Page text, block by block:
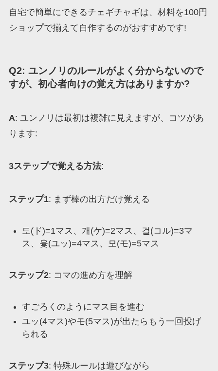
自宅で簡単にできるチェギチャギは、材料を100円
ショップで揃えて自作するのがおすすめです!
Q2: ユンノリのルールがよく分からないので
すが、初心者向けの覚え方はありますか?
A: ユンノリは最初は複雑に見えますが、コツがあ
ります:
3ステップで覚える方法:
ステップ1: まず棒の出方だけ覚える
도(ド)=1マス、개(ケ)=2マス、걸(コル)=3マ
ス、윷(ユッ)=4マス、모(モ)=5マス
ステップ2: コマの進め方を理解
すごろくのようにマス目を進む
ユッ(4マス)やモ(5マス)が出たらもう一回投げ
られる
ステップ3: 特殊ルールは遊びながら